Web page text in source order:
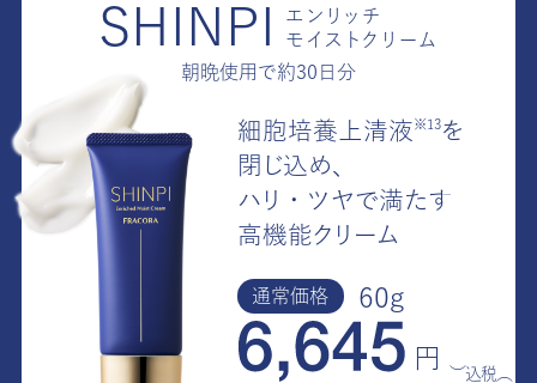
SHINPI
エンリッチ
モイストクリーム
朝晩使用で約30日分
細胞培養上清液※13を
閉じ込め、
ハリ・ツヤで満たす
高機能クリーム
通常価格 60g
円
（税込）